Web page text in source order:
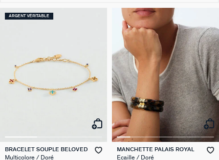
ARGENT VÉRITABLE
BRACELET SOUPLE BELOVED
Multicolore / Doré
MANCHETTE PALAIS ROYAL
Ecaille / Doré